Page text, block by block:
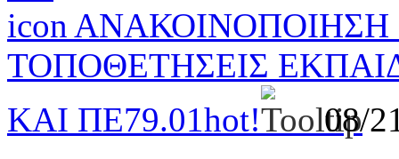
ΑΝΑΚΟΙΝΟΠΟΙΗΣΗ
ΤΟΠΟΘΕΤΗΣΕΙΣ
ΚΑΙ ΠΕ79.01hot!
08/